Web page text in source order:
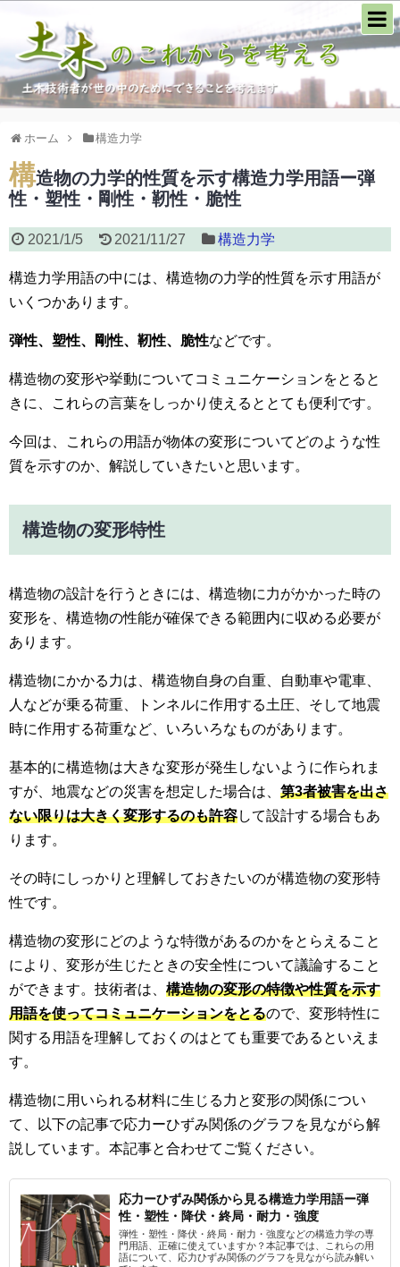
ホーム 構造力学
構造物の力学的性質を示す構造力学用語ー弾
性・塑性・剛性・靭性・脆性
2021/1/5 2021/11/27 構造力学
構造力学用語の中には、構造物の力学的性質を示す用語が
いくつかあります。
弾性、塑性、剛性、靭性、脆性などです。
構造物の変形や挙動についてコミュニケーションをとると
きに、これらの言葉をしっかり使えるととても便利です。
今回は、これらの用語が物体の変形についてどのような性
質を示すのか、解説していきたいと思います。
構造物の変形特性
構造物の設計を行うときには、構造物に力がかかった時の
変形を、構造物の性能が確保できる範囲内に収める必要が
あります。
構造物にかかる力は、構造物自身の自重、自動車や電車、
人などが乗る荷重、トンネルに作用する土圧、そして地震
時に作用する荷重など、いろいろなものがあります。
基本的に構造物は大きな変形が発生しないように作られま
すが、地震などの災害を想定した場合は、 第3者被害を出さ
ない限りは大きく変形するのも許容して設計する場合もあ
ります。
その時にしっかりと理解しておきたいのが構造物の変形特
性です。
構造物の変形にどのような特徴があるのかをとらえること
により、変形が生じたときの安全性について議論すること
ができます。技術者は、 構造物の変形の特徴や性質を示す
用語を使ってコミュニケーションをとるので、変形特性に
関する用語を理解しておくのはとても重要であるといえま
す。
構造物に用いられる材料に生じる力と変形の関係につい
て、以下の記事で応力ーひずみ関係のグラフを見ながら解
説しています。本記事と合わせてご覧ください。
応力ーひずみ関係から見る構造力学用語ー弾
性・塑性・降伏・終局・耐力・強度
弾性・塑性・降伏・終局・耐力・強度などの構造力学の専
門用語、正確に使えていますか？本記事では、これらの用
語について、応力ひずみ関係のグラフを見ながら読み解い